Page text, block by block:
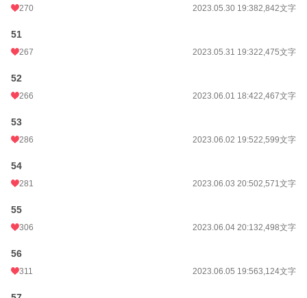
270 2023.05.30 19:382,842文字
51
267 2023.05.31 19:322,475文字
52
266 2023.06.01 18:422,467文字
53
286 2023.06.02 19:522,599文字
54
281 2023.06.03 20:502,571文字
55
306 2023.06.04 20:132,498文字
56
311 2023.06.05 19:563,124文字